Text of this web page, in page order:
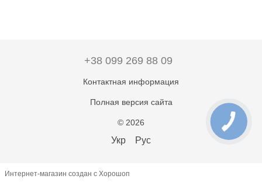
+38 099 269 88 09
Контактная информация
Полная версия сайта
© 2026
Укр Рус
Интернет-магазин создан с Хорошоп